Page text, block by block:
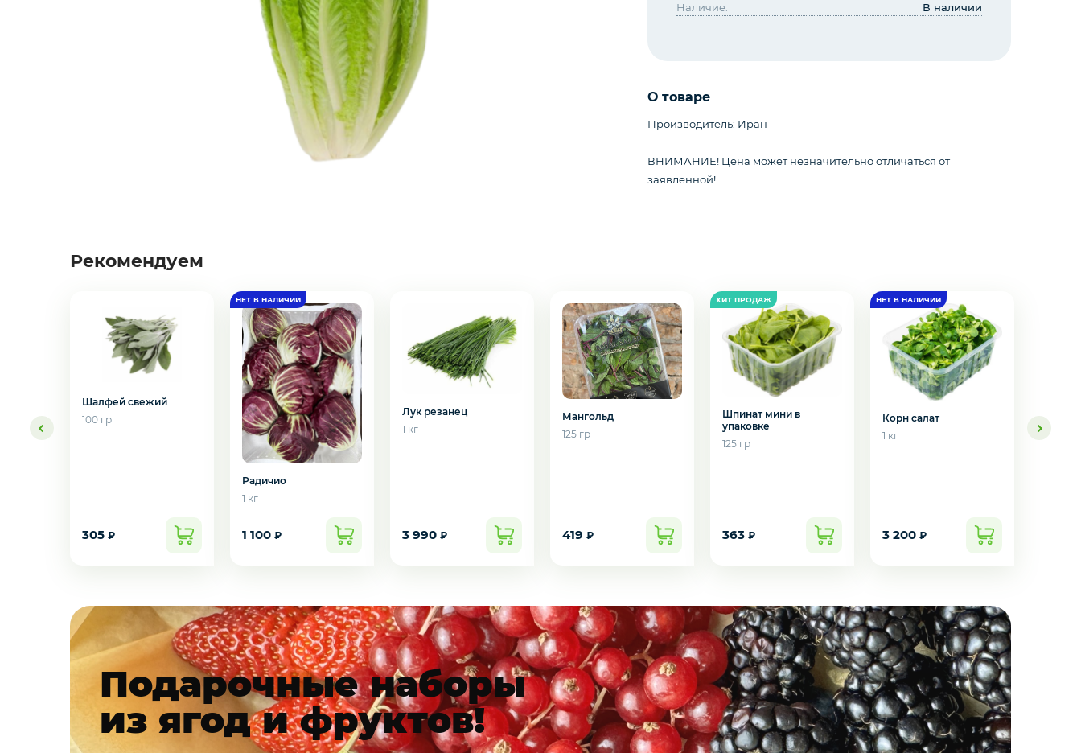
Замороженные ягоды/фрукты/
Замороженное пюре из ягод и
Молоко, молочные продукты
Орехи и сухофрукты
Бакалея
Напитки
Соусы
Наличие: В наличии
О товаре
Производитель: Иран
ВНИМАНИЕ! Цена может незначительно отличаться от
заявленной!
Рекомендуем
Шалфей свежий
100 гр
305 ₽
Радичио
1 кг
1 100 ₽
Лук резанец
1 кг
3 990 ₽
Мангольд
125 гр
419 ₽
Шпинат мини в
упаковке
125 гр
363 ₽
Корн салат
1 кг
3 200 ₽
Подарочные наборы
из ягод и фруктов!
Да Нет